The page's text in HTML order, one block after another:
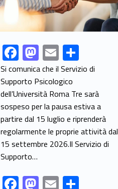
Link identifier share facebook archive #share-link-archive-81270F
ac
e
b
o
o
k
M
as
to
d
o
n
E
m
ai
l
h
e
Si comunica che il Servizio di
Supporto Psicologico
dell’Università Roma Tre sarà
sospeso per la pausa estiva a
partire dal 15 luglio e riprenderà
regolarmente le proprie attività dal
15 settembre 2026.Il Servizio di
Supporto…
F M E